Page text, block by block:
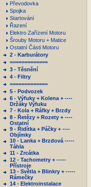
Převodovka
Spojka
Startování
Řazení
Elektro Zařízení Motoru
Šrouby Motoru + Matice
Ostatní Části Motoru
2 - Karburátory
=============
3 - Těsnění
4 - Filtry
=============
5 - Podvozek
6 - Výfuky + Kolena + ----
Držáky Výfuku
7 - Kola + Ráfky + Brzdy
8 - Řetězy + Rozety + ----
Ostatní
9 - Řidítka + Páčky + ----
Objímky
10 - Lanka + Brzdová -----
Táhla
11 - Zrcátka
12 - Tachometry + -----
Přístroje
13 - Světla + Blinkry + -----
Rámečky
14 - Elektroinstalace